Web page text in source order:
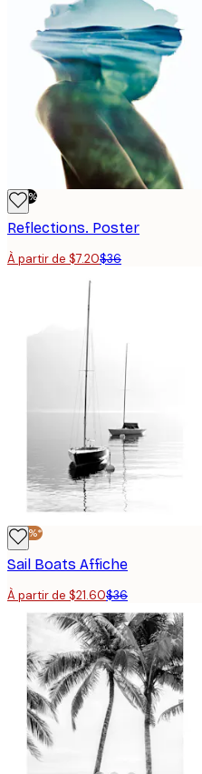
-80%
Reflections. Poster
À partir de $7.20$36
-40%*
Sail Boats Affiche
À partir de $21.60$36